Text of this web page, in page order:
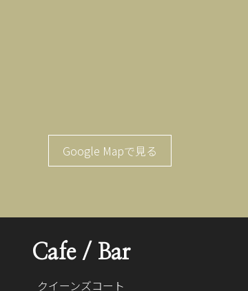
Google Mapで見る
Cafe / Bar
クイーンズコート